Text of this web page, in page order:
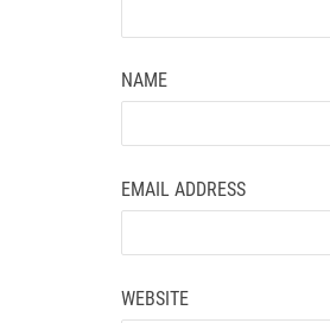
NAME
EMAIL ADDRESS
WEBSITE